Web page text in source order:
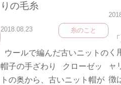
りの毛糸
2018.08.23 糸のこと
ウールで編んだ古いニットの
帽子の手ざわり クローゼッ
トの奥から、古いニット帽が
く
ャ
徴